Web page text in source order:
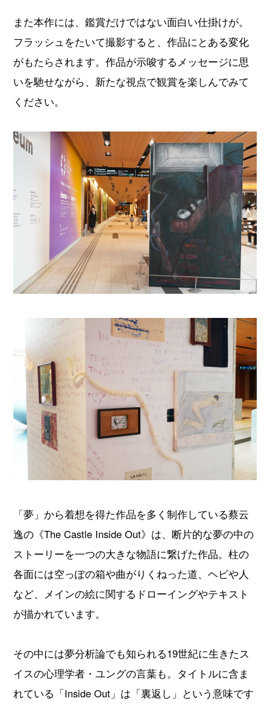
また本作には、鑑賞だけではない面白い仕掛けが。
フラッシュをたいて撮影すると、作品にとある変化
がもたらされます。作品が示唆するメッセージに思
いを馳せながら、新たな視点で観賞を楽しんでみて
ください。
「夢」から着想を得た作品を多く制作している蔡云
逸の《The Castle Inside Out》は、断片的な夢の中の
ストーリーを一つの大きな物語に繋げた作品。柱の
各面には空っぽの箱や曲がりくねった道、ヘビや人
など、メインの絵に関するドローイングやテキスト
が描かれています。
その中には夢分析論でも知られる19世紀に生きたス
イスの心理学者・ユングの言葉も。タイトルに含ま
れている「Inside Out」は「裏返し」という意味です